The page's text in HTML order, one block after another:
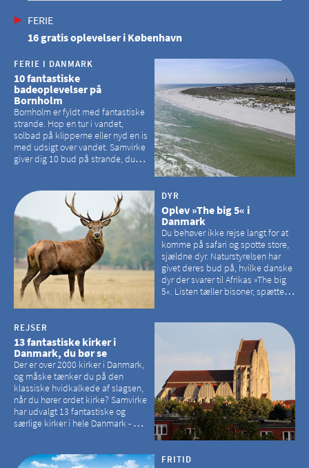
FERIE
16 gratis oplevelser i København
FERIE I DANMARK
10 fantastiske
badeoplevelser på
Bornholm
Bornholm er fyldt med fantastiske
strande. Hop en tur i vandet,
solbad på klipperne eller nyd en is
med udsigt over vandet. Samvirke
giver dig 10 bud på strande, du
DYR
Oplev »The big 5« i
Danmark
Du behøver ikke rejse langt for at
komme på safari og spotte store,
sjældne dyr. Naturstyrelsen har
givet deres bud på, hvilke danske
dyr der svarer til Afrikas »The big
5«. Listen tæller bisoner, spættede
REJSER
13 fantastiske kirker i
Danmark, du bør se
Der er over 2000 kirker i Danmark,
og måske tænker du på den
klassiske hvidkalkede af slagsen,
når du hører ordet kirke? Samvirke
har udvalgt 13 fantastiske og
særlige kirker i hele Danmark - og
hvilke kirker, der er en omvej værd
FRITID